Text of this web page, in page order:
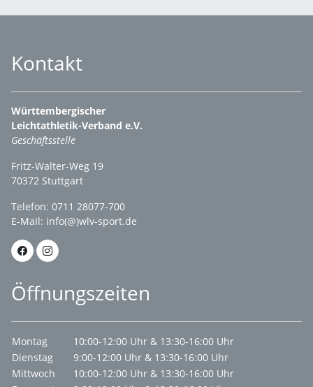
Kontakt
Württembergischer
Leichtathletik-Verband e.V.
Geschäftsstelle
Fritz-Walter-Weg 19
70372 Stuttgart
Telefon: 0711 28077-700
E-Mail: info(@)wlv-sport.de
Öffnungszeiten
Montag
10:00-12:00 Uhr & 13:30-16:00 Uhr
Dienstag
9:00-12:00 Uhr & 13:30-16:00 Uhr
Mittwoch
10:00-12:00 Uhr & 13:30-16:00 Uhr